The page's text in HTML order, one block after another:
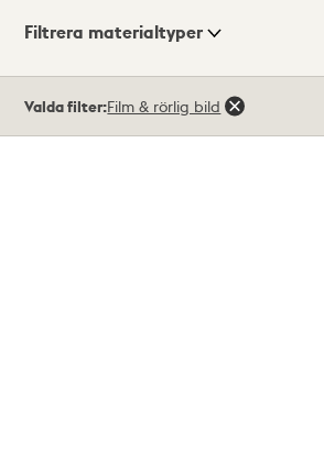
Visningsläge
Filtrera materialtyper
träffar
Valda filter:Film & rörlig bild